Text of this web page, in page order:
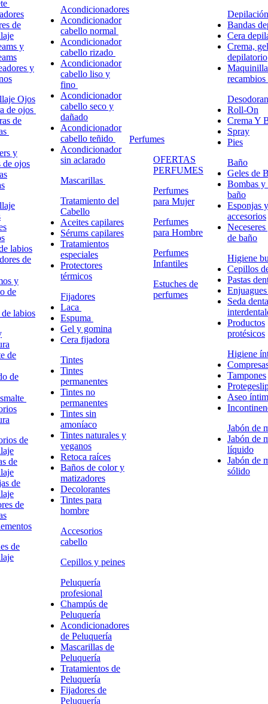
de
y
y
Ojos
de ojos
de
y
de ojos
labios
de
y
de
labios
de
de
de
de
de
de
de
Acondicionadores
Acondicionador
cabello normal
Acondicionador
cabello rizado
Acondicionador
cabello liso y
fino
Acondicionador
cabello seco y
dañado
Acondicionador
cabello teñido
Acondicionador
sin aclarado
Mascarillas
Tratamiento del
Cabello
Aceites capilares
Sérums capilares
Tratamientos
especiales
Protectores
térmicos
Fijadores
Laca
Espuma
Gel y gomina
Cera fijadora
Tintes
Tintes
permanentes
Tintes no
permanentes
Tintes sin
amoníaco
Tintes naturales y
veganos
Retoca raíces
Baños de color y
matizadores
Decolorantes
Tintes para
hombre
Accesorios
cabello
Cepillos y peines
Peluquería
profesional
Champús de
Peluquería
Acondicionadores
de Peluquería
Mascarillas de
Peluquería
Tratamientos de
Peluquería
Fijadores de
Peluquería
Perfumes
OFERTAS
PERFUMES
Perfumes
para Mujer
Perfumes
para Hombre
Perfumes
Infantiles
Estuches de
perfumes
Depilación
Bandas
Cera
Crema,
depilatorio
recambios
Roll-On
Crema Y
Spray
Pies
Baño
Geles de
Bombas y
baño
Esponjas y
accesorios
de baño
Higiene
Cepillos
Pastas
Seda
Productos
protésicos
Higiene
Tampones
Aseo
Jabón de
Jabón de
líquido
Jabón de
sólido